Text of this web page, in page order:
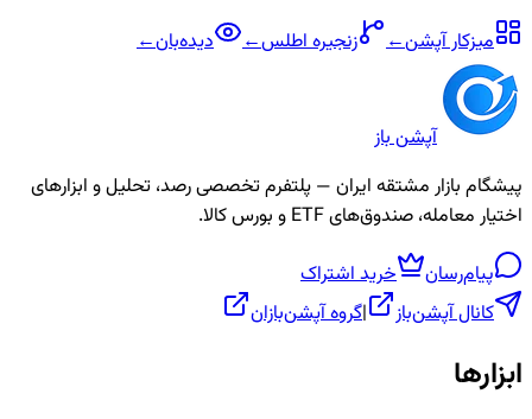
میزکار آپشن← زنجیرهاطلس← دیده‌بان←
آپشن باز
پیشگام بازار مشتقه ایران — پلتفرم تخصصی رصد، تحلیل و ابزارهای
اختیار معامله، صندوق‌های ETF و بورس کالا.
پیام‌رسان
خرید اشتراک
کانال آپشن‌باز
|گروه آپشن‌بازان
ابزارها